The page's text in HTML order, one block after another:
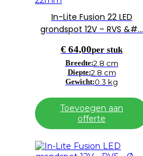
In-Lite Fusion 22 LED
grondspot 12V – RVS &#…
€ 64,00per stuk
Breedte:2.8 cm
Diepte:2.8 cm
Gewicht:0.3 kg
Toevoegen aan
offerte